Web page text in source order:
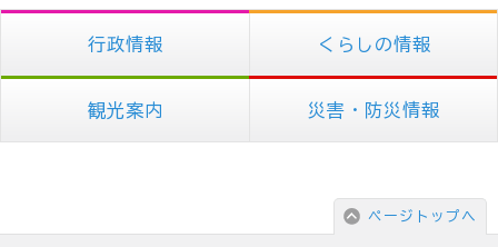
行政情報 くらしの情報
観光案内 災害・防災情報
ページトップへ